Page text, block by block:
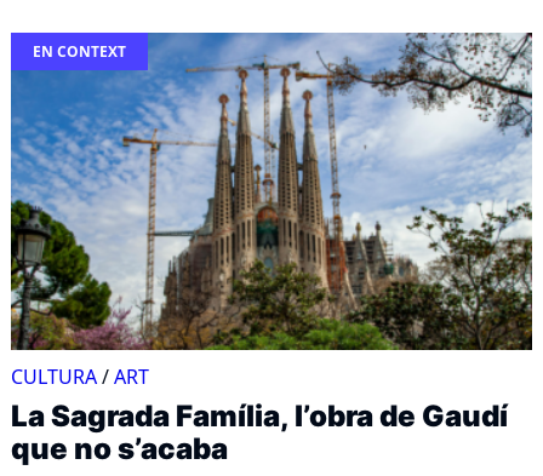
EN CONTEXT
CULTURA/ART
La Sagrada Família, l’obra de Gaudí
que no s’acaba